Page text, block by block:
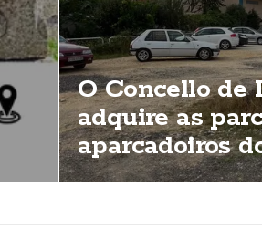
O Concello de
adquire as
aparcadoiros
Bouzas